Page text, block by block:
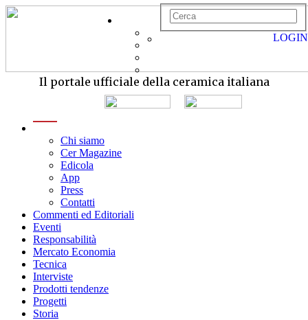
Il portale ufficiale della ceramica italiana
Chi siamo
Cer Magazine
Edicola
App
Press
Contatti
Commenti ed Editoriali
Eventi
Responsabilità
Mercato Economia
Tecnica
Interviste
Prodotti tendenze
Progetti
Storia
LOGIN